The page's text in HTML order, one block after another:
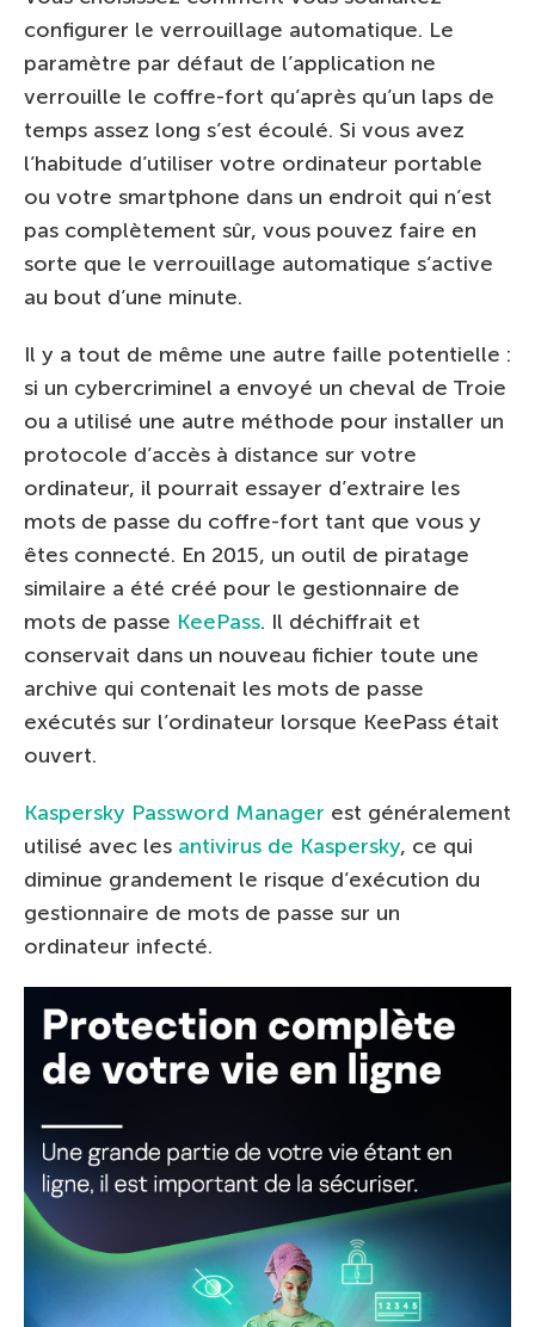
configurer le verrouillage automatique. Le
paramètre par défaut de l’application ne
verrouille le coffre-fort qu’après qu’un laps de
temps assez long s’est écoulé. Si vous avez
l’habitude d’utiliser votre ordinateur portable
ou votre smartphone dans un endroit qui n’est
pas complètement sûr, vous pouvez faire en
sorte que le verrouillage automatique s’active
au bout d’une minute.
Il y a tout de même une autre faille potentielle :
si un cybercriminel a envoyé un cheval de Troie
ou a utilisé une autre méthode pour installer un
protocole d’accès à distance sur votre
ordinateur, il pourrait essayer d’extraire les
mots de passe du coffre-fort tant que vous y
êtes connecté. En 2015, un outil de piratage
similaire a été créé pour le gestionnaire de
mots de passe KeePass. Il déchiffrait et
conservait dans un nouveau fichier toute une
archive qui contenait les mots de passe
exécutés sur l’ordinateur lorsque KeePass était
ouvert.
Kaspersky Password Manager est généralement
utilisé avec les antivirus de Kaspersky, ce qui
diminue grandement le risque d’exécution du
gestionnaire de mots de passe sur un
ordinateur infecté.